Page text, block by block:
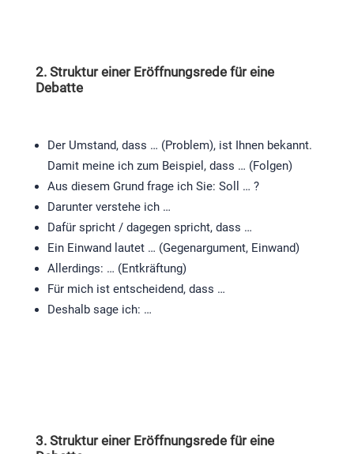
2. Struktur einer Eröffnungsrede für eine
Debatte
Der Umstand, dass … (Problem), ist Ihnen bekannt.
Damit meine ich zum Beispiel, dass … (Folgen)
Aus diesem Grund frage ich Sie: Soll … ?
Darunter verstehe ich …
Dafür spricht / dagegen spricht, dass …
Ein Einwand lautet … (Gegenargument, Einwand)
Allerdings: … (Entkräftung)
Für mich ist entscheidend, dass …
Deshalb sage ich: …
3. Struktur einer Eröffnungsrede für eine